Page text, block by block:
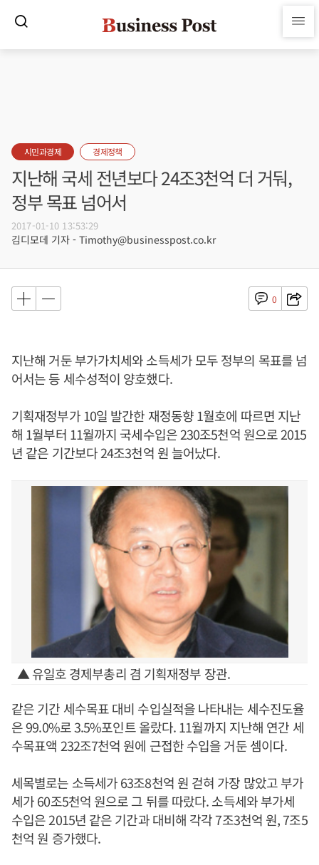
시민과경제 경제정책
지난해 국세 전년보다 24조3천억 더 거둬,
정부 목표 넘어서
2017-01-10 13:53:29
김디모데 기자 - Timothy@businesspost.co.kr
0
지난해 거둔 부가가치세와 소득세가 모두 정부의 목표를 넘
어서는 등 세수성적이 양호했다.
기획재정부가 10일 발간한 재정동향 1월호에 따르면 지난
해 1월부터 11월까지 국세수입은 230조5천억 원으로 2015
년 같은 기간보다 24조3천억 원 늘어났다.
▲ 유일호 경제부총리 겸 기획재정부 장관.
같은 기간 세수목표 대비 수입실적을 나타내는 세수진도율
은 99.0%로 3.5%포인트 올랐다. 11월까지 지난해 연간 세
수목표액 232조7천억 원에 근접한 수입을 거둔 셈이다.
세목별로는 소득세가 63조8천억 원 걷혀 가장 많았고 부가
세가 60조5천억 원으로 그 뒤를 따랐다. 소득세와 부가세
수입은 2015년 같은 기간과 대비해 각각 7조3천억 원, 7조5
천억 원 증가했다.